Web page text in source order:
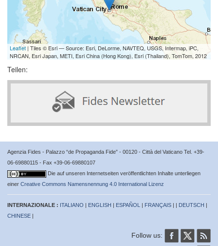
Leaflet | Tiles © Esri — Source: Esri, DeLorme, NAVTEQ, USGS, Intermap, iPC,
NRCAN, Esri Japan, METI, Esri China (Hong Kong), Esri (Thailand), TomTom, 2012
Teilen:
Agenzia Fides - Palazzo “de Propaganda Fide” - 00120 - Città del Vaticano Tel. +39-
06-69880115 - Fax +39-06-69880107
Die auf unseren Internetseiten veröffentlichten Inhalte unterliegen
einer Creative Commons Namensnennung 4.0 International Lizenz
INTERNAZIONALE : ITALIANO | ENGLISH | ESPAÑOL | FRANÇAIS | | DEUTSCH |
CHINESE |
Follow us: